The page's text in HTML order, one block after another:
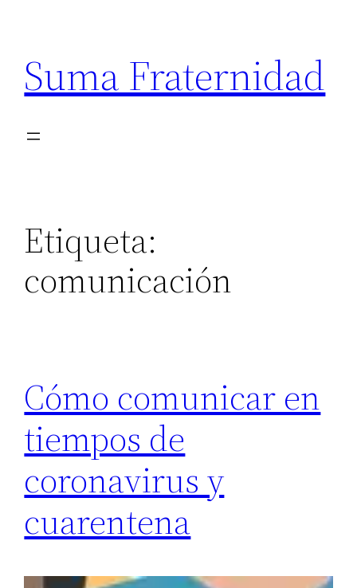
Suma Fraternidad
Etiqueta:
comunicación
Cómo comunicar en
tiempos de
coronavirus y
cuarentena